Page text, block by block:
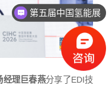
经理巨春燕分享了EDI技
2026年3月25-27日